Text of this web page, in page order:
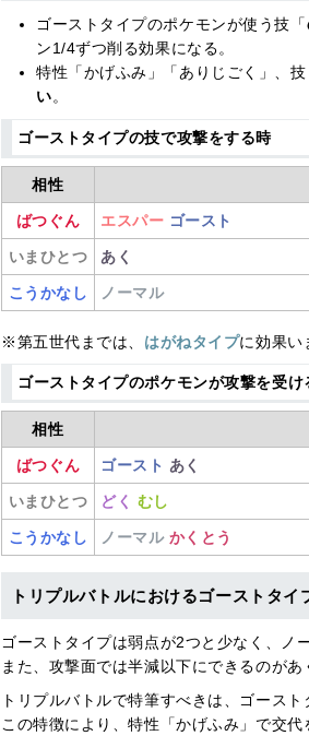
ゴーストタイプのポケモンが使う技「
ン1/4ずつ削る効果になる。
特性「かげふみ」「ありじごく」、
い。
ゴーストタイプの技で攻撃をする時
相性
ばつぐん エスパー ゴースト
いまひとつ あく
こうかなし ノーマル
※第五世代までは、 はがねタイプに効果い
ゴーストタイプのポケモンが攻撃を受け
相性
ばつぐん ゴースト あく
いまひとつ どく むし
こうかなし ノーマル かくとう
トリプルバトルにおけるゴーストタイ
ゴーストタイプは弱点が2つと少なく、ノ
また、攻撃面では半減以下にできるのがあ
トリプルバトルで特筆すべきは、ゴースト
この特徴により、特性「かげふみ」で交